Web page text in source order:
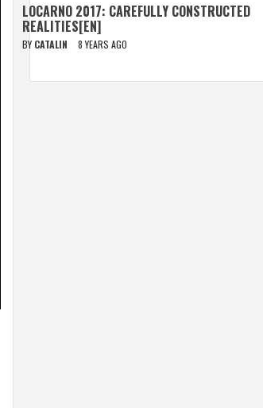
LOCARNO 2017: CAREFULLY CONSTRUCTED
REALITIES[EN]
BY CATALIN 8 YEARS AGO